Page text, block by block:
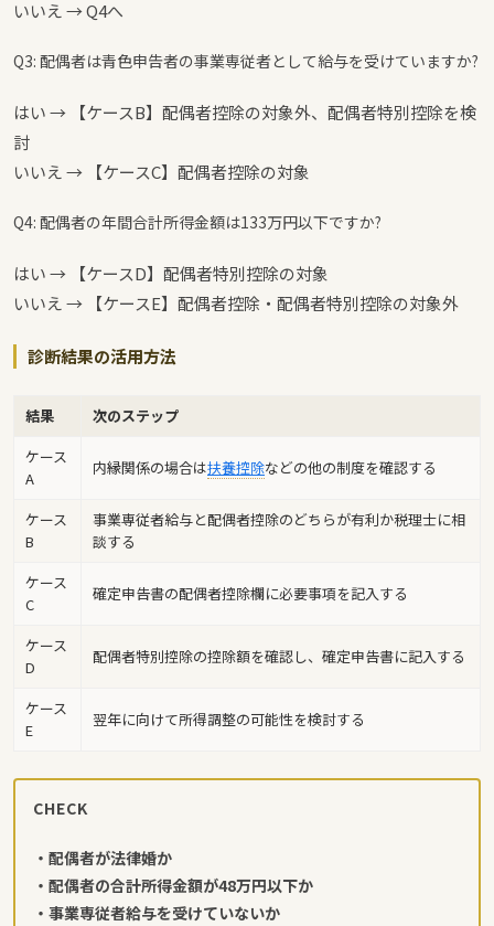
いいえ → Q4へ
Q3: 配偶者は青色申告者の事業専従者として給与を受けていますか?
はい → 【ケースB】配偶者控除の対象外、配偶者特別控除を検
討
いいえ → 【ケースC】配偶者控除の対象
Q4: 配偶者の年間合計所得金額は133万円以下ですか?
はい → 【ケースD】配偶者特別控除の対象
いいえ → 【ケースE】配偶者控除・配偶者特別控除の対象外
診断結果の活用方法
結果
次のステップ
ケース
A
内縁関係の場合は扶養控除などの他の制度を確認する
ケース
B
事業専従者給与と配偶者控除のどちらが有利か税理士に相
談する
ケース
C
確定申告書の配偶者控除欄に必要事項を記入する
ケース
D
配偶者特別控除の控除額を確認し、確定申告書に記入する
ケース
E
翌年に向けて所得調整の可能性を検討する
CHECK
・配偶者が法律婚か
・配偶者の合計所得金額が48万円以下か
・事業専従者給与を受けていないか